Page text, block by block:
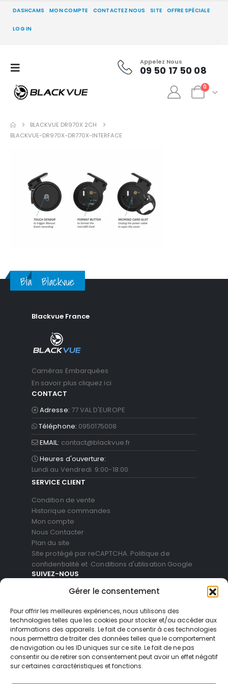
Gérer le consentement
Pour offrir les meilleures expériences, nous utilisons des
technologies telles que les cookies pour stocker et/ou accéder aux
informations des appareils. Le fait de consentir à ces technologies
nous permettra de traiter des données telles que le comportement
de navigation ou les ID uniques sur ce site. Le fait de ne pas
consentir ou de retirer son consentement peut avoir un effet négatif
sur certaines caractéristiques et fonctions.
DASHCAMS MON COMPTE CONTACTEZ NOUS SITE OFFRE SPÉCIALE
LOG IN
Appelez Nous
09 50 17 50 08
0
BLACKVUE DR970X 2CH
BLACKVUE-DR970X-DR770X-INTERFACE
BlackvueBlackvue
Blackvue France
Caméras Embarquées
En savoir plus cliquez ici
CONTACT
Adresse: 77 VAL D'EUROPE
Téléphone: 0950175008
EMAIL: contact@blackvue.fr
Heures d'ouverture:
Lundi au Vendredi 9:00-18:00
SERVICE CLIENT
Condition de vente
Historique commandes
Mon compte
Nous Contacter
Plan du site
Site protégé par reCAPTCHA. Politique de
confidentialité et Conditions d'utilisation Google
SUIVEZ-NOUS